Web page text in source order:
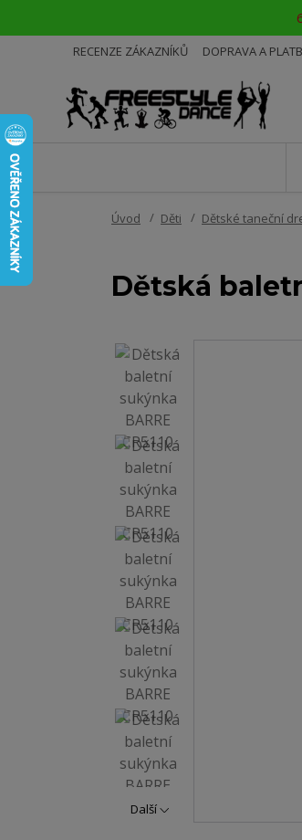
RECENZE ZÁKAZNÍKŮ DOPRAVA A
Úvod Děti Dětské taneční
Dětská
Další